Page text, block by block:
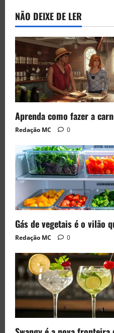
NÃO DEIXE DE LER
Aprenda como fazer a
Redação MC 0
Gás de vegetais é o vilão
Redação MC 0